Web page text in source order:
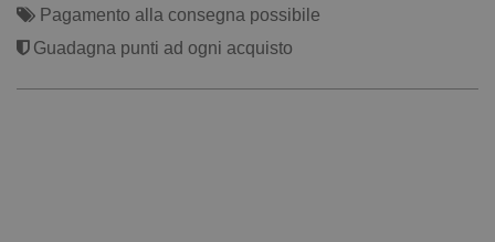
Pagamento alla consegna possibile
Guadagna punti ad ogni acquisto